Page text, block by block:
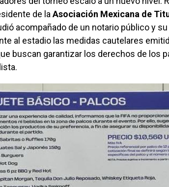
de la Asociación Mexicana de
acompañado de un notario público y
al estadio las medidas cautelares
buscan garantizar los derechos de los